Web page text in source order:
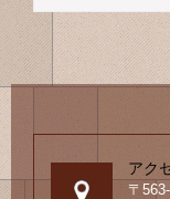
の
ブ
グ
アク
〒